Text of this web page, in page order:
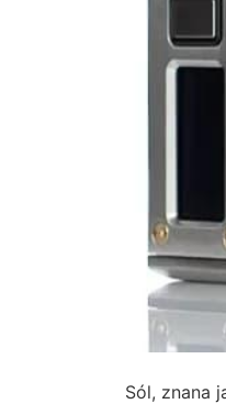
Sól, znana